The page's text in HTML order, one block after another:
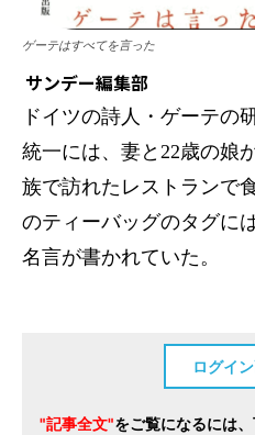
ゲーテはすべてを言った
サンデー編集部
ドイツの詩人・ゲーテの
統一には、妻と22歳の娘
族で訪れたレストランで
のティーバッグのタグに
名言が書かれていた。
ログイ
"記事全文"をご覧になるには